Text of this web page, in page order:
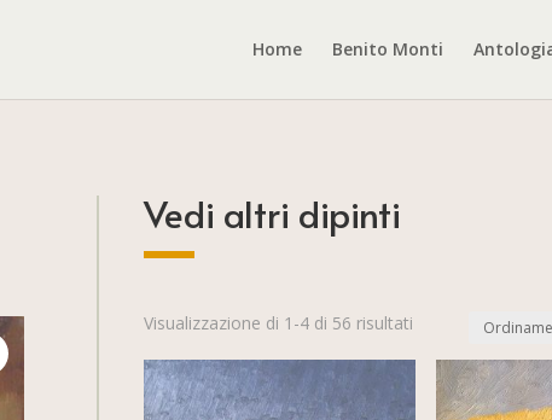
Home Benito Monti
Vedi altri dipinti
Visualizzazione di 1-4 di 56 risultati